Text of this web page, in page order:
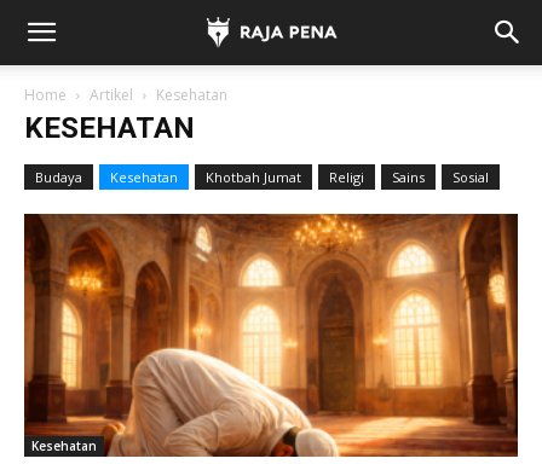
Home Artikel Kesehatan
KESEHATAN
Budaya Kesehatan Khotbah Jumat Religi Sains Sosial
Kesehatan